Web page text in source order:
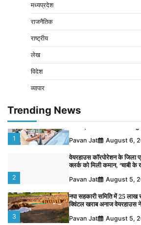
मध्यप्रदेश
राजनैतिक
राष्ट्रीय
लेख
विदेश
व्यापार
Trending News
नपा सहकारी समिति में 25
साइबर ठगी, फर्जी सिम बेचने
Pavan Jat August 5,
5 Pavan Jat
1 Pavan Jat August 6,
2
वेयरहाउस कॉरपोरेशन के जिला
क्लर्क को मिली कमान, ‘चाबी
Pavan Jat August 5,
3
नपा सहकारी समिति में 25
क्विंटल खराब अनाज वेयरहाउस ने
Pavan Jat August 5,